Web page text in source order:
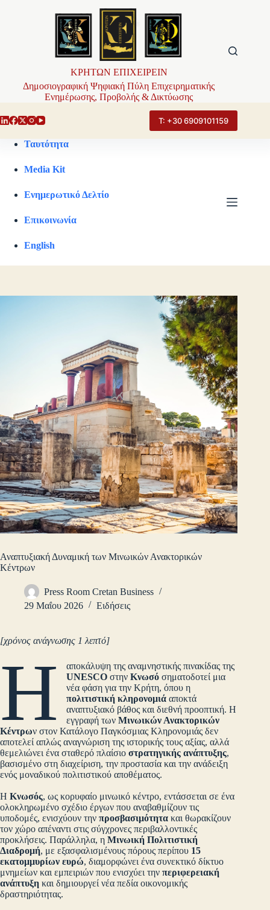
ΚΡΗΤΩΝ ΕΠΙΧΕΙΡΕΙΝ
Δημοσιογραφική Ψηφιακή Πύλη Επιχειρηματικής
Ενημέρωσης, Προβολής & Δικτύωσης
Τ: +30 6909101159
Ταυτότητα
Media Kit
Ενημερωτικό Δελτίο
Επικοινωνία
English
Αναπτυξιακή Δυναμική των Μινωικών Ανακτορικών
Κέντρων
Press Room Cretan Business
29 Μαΐου 2026
Ειδήσεις
[χρόνος ανάγνωσης 1 λεπτό]
Η
αποκάλυψη της αναμνηστικής πινακίδας της
UNESCO στηνΚνωσό σηματοδοτεί μια
νέα φάση για την Κρήτη, όπου η
πολιτιστική κληρονομιά αποκτά
αναπτυξιακό βάθος και διεθνή προοπτική. Η
εγγραφή τωνΜινωικών Ανακτορικών
Κέντρων στον Κατάλογο Παγκόσμιας Κληρονομιάς δεν
αποτελεί απλώς αναγνώριση της ιστορικής τους αξίας, αλλά
θεμελιώνει ένα σταθερό πλαίσιο στρατηγικής ανάπτυξης,
βασισμένο στη διαχείριση, την προστασία και την ανάδειξη
ενός μοναδικού πολιτιστικού αποθέματος.
Η Κνωσός, ως κορυφαίο μινωικό κέντρο, εντάσσεται σε ένα
ολοκληρωμένο σχέδιο έργων που αναβαθμίζουν τις
υποδομές, ενισχύουν την προσβασιμότητα και θωρακίζουν
τον χώρο απέναντι στις σύγχρονες περιβαλλοντικές
προκλήσεις. Παράλληλα, η Μινωική Πολιτιστική
Διαδρομή, με εξασφαλισμένους πόρους περίπου 15
εκατομμυρίων ευρώ, διαμορφώνει ένα συνεκτικό δίκτυο
μνημείων και εμπειριών που ενισχύει την περιφερειακή
ανάπτυξη και δημιουργεί νέα πεδία οικονομικής
δραστηριότητας.